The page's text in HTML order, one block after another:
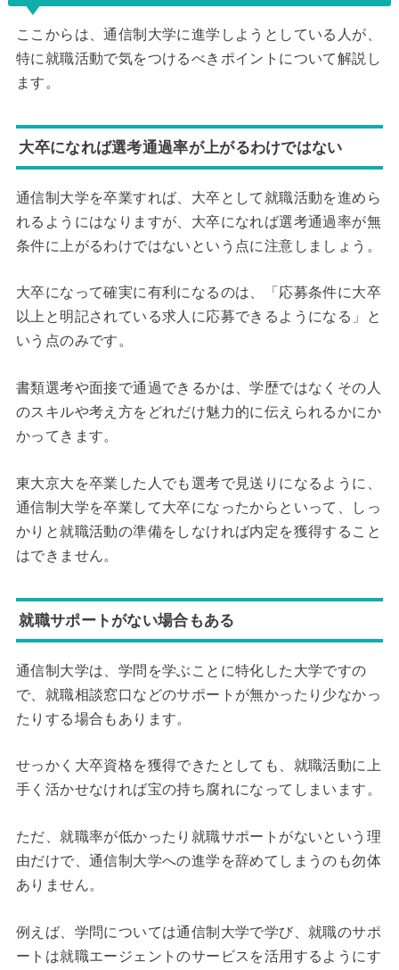
ここからは、通信制大学に進学しようとしている人が、
特に就職活動で気をつけるべきポイントについて解説し
ます。
大卒になれば選考通過率が上がるわけではない
通信制大学を卒業すれば、大卒として就職活動を進めら
れるようにはなりますが、大卒になれば選考通過率が無
条件に上がるわけではないという点に注意しましょう。
大卒になって確実に有利になるのは、「応募条件に大卒
以上と明記されている求人に応募できるようになる」と
いう点のみです。
書類選考や面接で通過できるかは、学歴ではなくその人
のスキルや考え方をどれだけ魅力的に伝えられるかにか
かってきます。
東大京大を卒業した人でも選考で見送りになるように、
通信制大学を卒業して大卒になったからといって、しっ
かりと就職活動の準備をしなければ内定を獲得すること
はできません。
就職サポートがない場合もある
通信制大学は、学問を学ぶことに特化した大学ですの
で、就職相談窓口などのサポートが無かったり少なかっ
たりする場合もあります。
せっかく大卒資格を獲得できたとしても、就職活動に上
手く活かせなければ宝の持ち腐れになってしまいます。
ただ、就職率が低かったり就職サポートがないという理
由だけで、通信制大学への進学を辞めてしまうのも勿体
ありません。
例えば、学問については通信制大学で学び、就職のサポ
ートは就職エージェントのサービスを活用するようにす